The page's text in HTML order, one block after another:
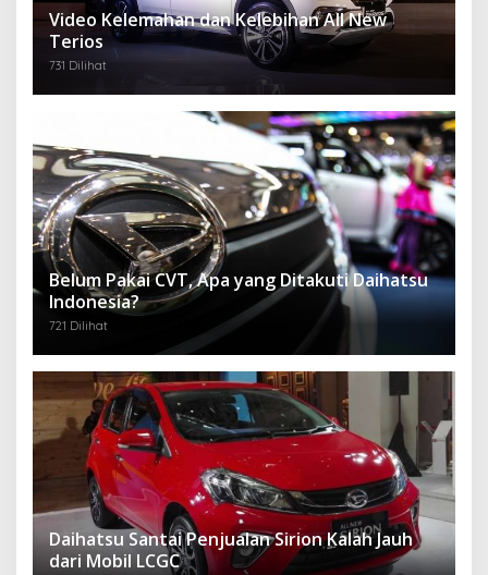
Video Kelemahan dan Kelebihan All New
Terios
731 Dilihat
Belum Pakai CVT, Apa yang Ditakuti Daihatsu
Indonesia?
721 Dilihat
Daihatsu Santai Penjualan Sirion Kalah Jauh
dari Mobil LCGC